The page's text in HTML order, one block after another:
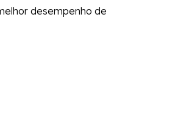
desempenho de